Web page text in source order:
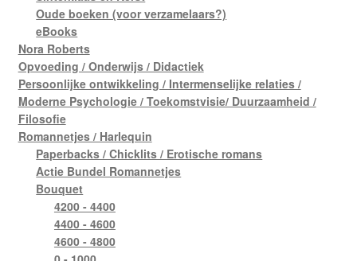
Oude boeken (voor verzamelaars?)
eBooks
Nora Roberts
Opvoeding / Onderwijs / Didactiek
Persoonlijke ontwikkeling / Intermenselijke relaties /
Moderne Psychologie / Toekomstvisie/ Duurzaamheid /
Filosofie
Romannetjes / Harlequin
Paperbacks / Chicklits / Erotische romans
Actie Bundel Romannetjes
Bouquet
4200 - 4400
4400 - 4600
4600 - 4800